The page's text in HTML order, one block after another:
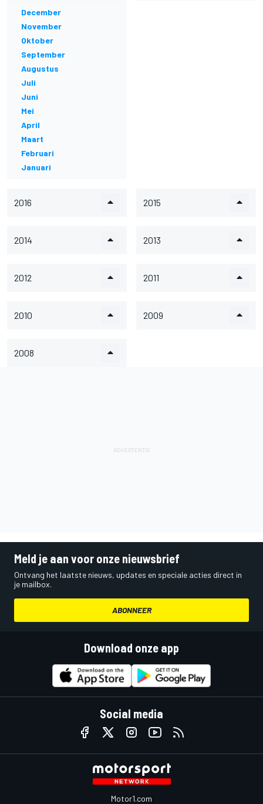
December
November
Oktober
September
Augustus
Juli
Juni
Mei
April
Maart
Februari
Januari
2016 2015
2014 2013
2012 2011
2010 2009
2008
Meld je aan voor onze nieuwsbrief
Ontvang het laatste nieuws, updates en speciale acties direct in
je mailbox.
ABONNEER
Download onze app
Social media
Motor1.com